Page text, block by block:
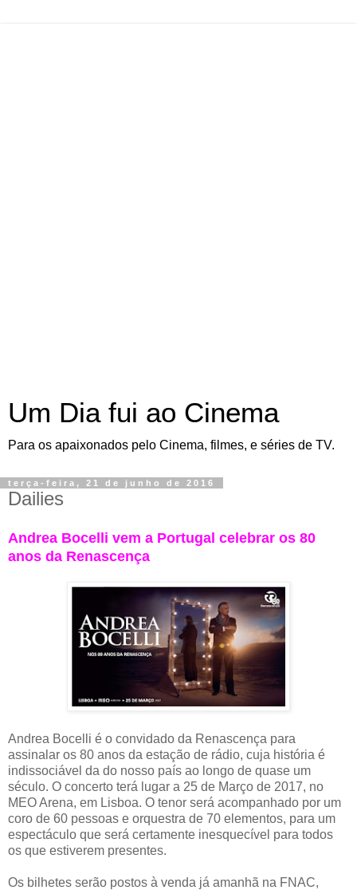
Um Dia fui ao Cinema
Para os apaixonados pelo Cinema, filmes, e séries de TV.
terça-feira, 21 de junho de 2016
Dailies
Andrea Bocelli vem a Portugal celebrar os 80
anos da Renascença
Andrea Bocelli é o convidado da Renascença para
assinalar os 80 anos da estação de rádio, cuja história é
indissociável da do nosso país ao longo de quase um
século. O concerto terá lugar a 25 de Março de 2017, no
MEO Arena, em Lisboa. O tenor será acompanhado por um
coro de 60 pessoas e orquestra de 70 elementos, para um
espectáculo que será certamente inesquecível para todos
os que estiverem presentes.
Os bilhetes serão postos à venda já amanhã na FNAC,